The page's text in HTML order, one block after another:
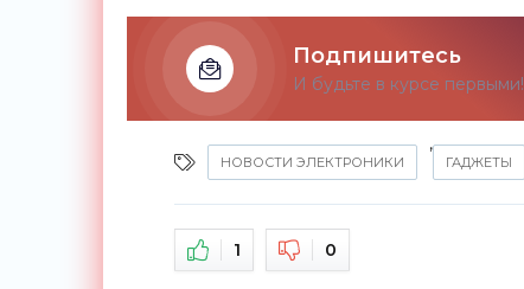
Подпишитесь
И будьте в курсе первыми!
НОВОСТИ ЭЛЕКТРОНИКИ
,
ГАДЖЕТЫ
1 0